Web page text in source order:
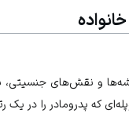
و نقش‌‏های جنسیتی،
که پدرومادر را در